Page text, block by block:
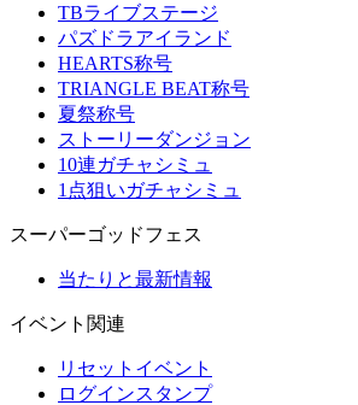
TBライブステージ
パズドラアイランド
HEARTS称号
TRIANGLE BEAT称号
夏祭称号
ストーリーダンジョン
10連ガチャシミュ
1点狙いガチャシミュ
スーパーゴッドフェス
当たりと最新情報
イベント関連
リセットイベント
ログインスタンプ